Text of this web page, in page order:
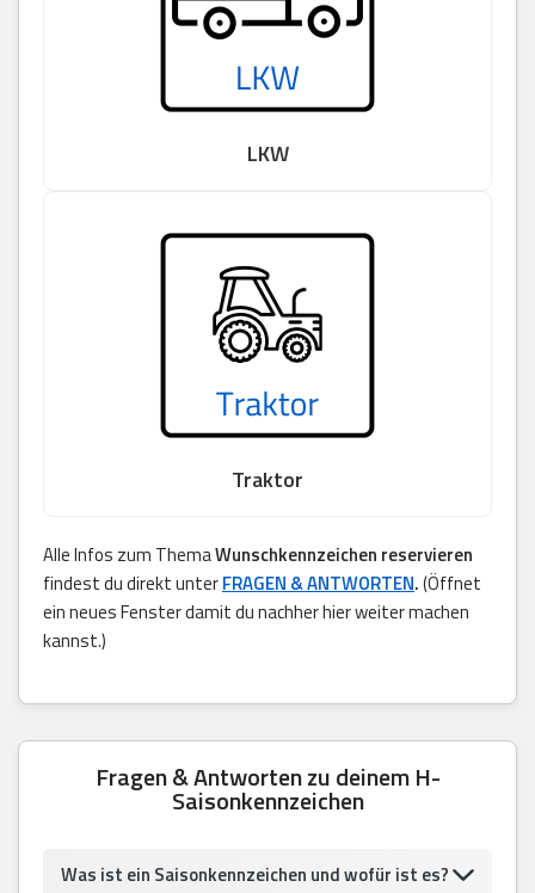
LKW
Traktor
Alle Infos zum ThemaWunschkennzeichen reservieren
findest du direkt unterFRAGEN & ANTWORTEN.(Öffnet
ein neues Fenster damit du nachher hier weiter machen
kannst.)
Fragen & Antworten zu deinem H-
Saisonkennzeichen
Was ist ein Saisonkennzeichen und wofür ist es?